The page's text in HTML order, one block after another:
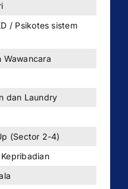
/ Psikotes sistem
Wawancara
dan Laundry
(Sector 2-4)